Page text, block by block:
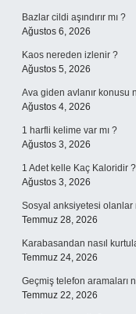
Bazlar cildi aşındırır mı ?
Ağustos 6, 2026
Kaos nereden izlenir ?
Ağustos 5, 2026
Ava giden avlanır konusu
Ağustos 4, 2026
1 harfli kelime var mı ?
Ağustos 3, 2026
1 Adet kelle Kaç Kaloridir ?
Ağustos 3, 2026
Sosyal anksiyetesi olanlar
Temmuz 28, 2026
Karabasandan nasıl
Temmuz 24, 2026
Geçmiş telefon aramaları
Temmuz 22, 2026